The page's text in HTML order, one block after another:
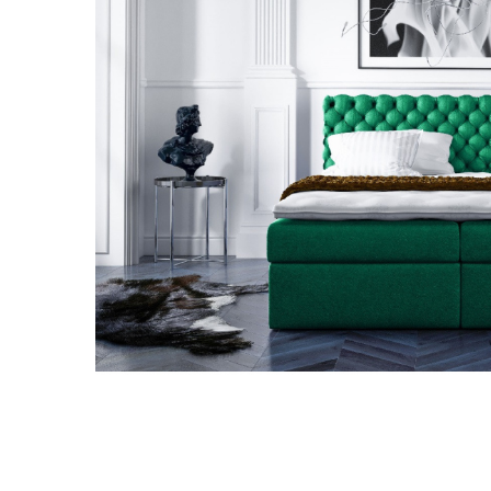
Tento web ukladá v súlade so zákonmi na vaše zariadenie
pre ďalšie používanie webu a taktiež pre využitie,